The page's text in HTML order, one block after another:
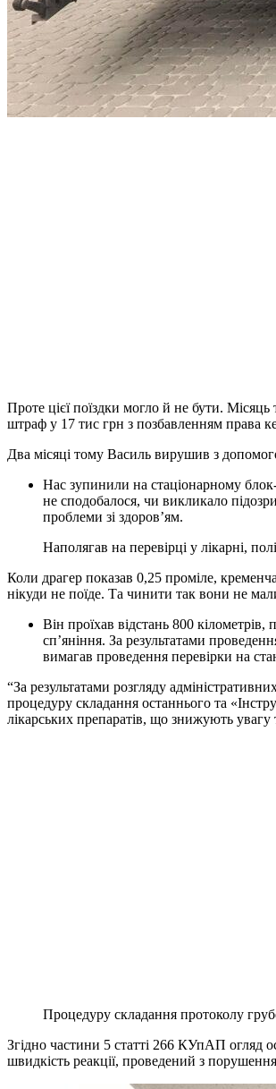
Проте цієї поїздки могло й не бути.
штраф у 17 тис грн з позбавленням права
Два місяці тому Василь вирушив з
Нас зупинили на стаціонарному
не сподобалося, чи викликало
проблеми зі здоров’ям.
Наполягав на перевірці у лікарні,
Коли драгер показав 0,25 проміле,
нікуди не поїде. Та чинити так вони не
Він проїхав відстань 800
сп’яніння. За результатами
вимагав проведення перевірки на
“За результатами розгляду
процедуру складання останнього та
лікарських препаратів, що знижують увагу
Процедуру складання протоколу
Згідно частини 5 статті 266 КУпАП огляд
швидкість реакції, проведений з